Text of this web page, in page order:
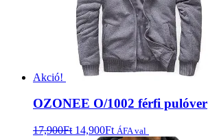
Akció!
OZONEE O/1002 férfi pulóver
17,900Ft 14,900Ft ÁFA val